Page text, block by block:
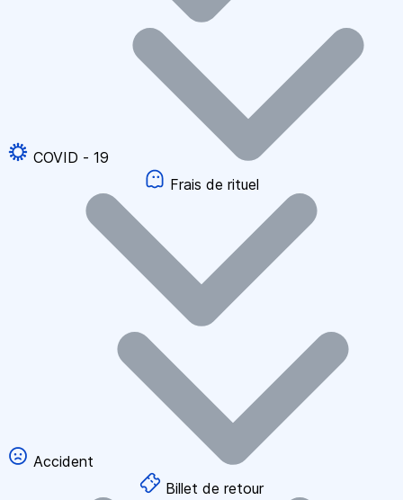
COVID - 19
Frais de rituel
Accident
Billet de retour